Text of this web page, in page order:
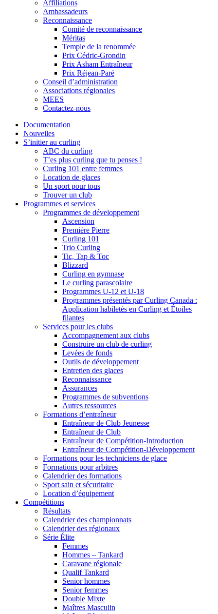
Affiliations
Ambassadeurs
Reconnaissance
Comité de reconnaissance
Méritas
Temple de la renommée
Prix Cédric-Grondin
Prix Asham Entraîneur
Prix Réjean-Paré
Conseil d’administration
Associations régionales
MEES
Contactez-nous
Documentation
Nouvelles
S’initier au curling
ABC du curling
T’es plus curling que tu penses !
Curling 101 entre femmes
Location de glaces
Un sport pour tous
Trouver un club
Programmes et services
Programmes de développement
Ascension
Première Pierre
Curling 101
Trio Curling
Tic, Tap & Toc
Blizzard
Curling en gymnase
Le curling parascolaire
Programmes U-12 et U-18
Programmes présentés par Curling Canada :
Application habiletés en Curling et Étoiles
filantes
Services pour les clubs
Accompagnement aux clubs
Construire un club de curling
Levées de fonds
Outils de développement
Entretien des glaces
Reconnaissance
Assurances
Programmes de subventions
Autres ressources
Formations d’entraîneur
Entraîneur de Club Jeunesse
Entraîneur de Club
Entraîneur de Compétition-Introduction
Entraîneur de Compétition-Développement
Formations pour les techniciens de glace
Formations pour arbitres
Calendrier des formations
Sport sain et sécuritaire
Location d’équipement
Compétitions
Résultats
Calendrier des championnats
Calendrier des régionaux
Série Élite
Femmes
Hommes – Tankard
Caravane régionale
Qualif Tankard
Senior hommes
Senior femmes
Double Mixte
Maîtres Masculin